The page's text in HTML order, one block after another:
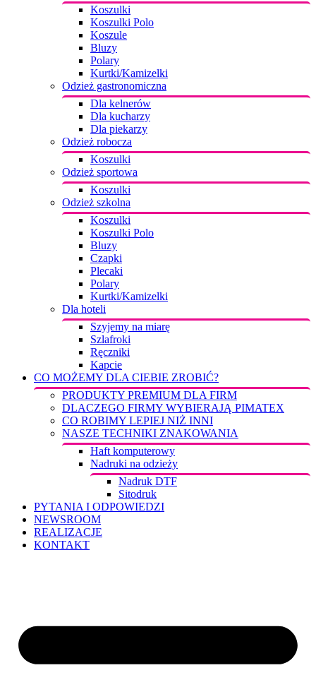
Koszulki
Koszulki Polo
Koszule
Bluzy
Polary
Kurtki/Kamizelki
Odzież gastronomiczna
Dla kelnerów
Dla kucharzy
Dla piekarzy
Odzież robocza
Koszulki
Odzież sportowa
Koszulki
Odzież szkolna
Koszulki
Koszulki Polo
Bluzy
Czapki
Plecaki
Polary
Kurtki/Kamizelki
Dla hoteli
Szyjemy na miarę
Szlafroki
Ręczniki
Kapcie
CO MOŻEMY DLA CIEBIE ZROBIĆ?
PRODUKTY PREMIUM DLA FIRM
DLACZEGO FIRMY WYBIERAJĄ PIMATEX
CO ROBIMY LEPIEJ NIŻ INNI
NASZE TECHNIKI ZNAKOWANIA
Haft komputerowy
Nadruki na odzieży
Nadruk DTF
Sitodruk
PYTANIA I ODPOWIEDZI
NEWSROOM
REALIZACJE
KONTAKT